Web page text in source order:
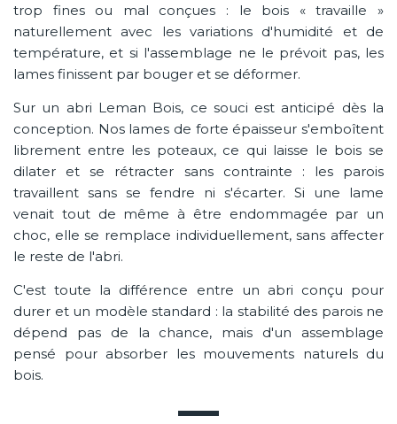
trop fines ou mal conçues : le bois « travaille »
naturellement avec les variations d'humidité et de
température, et si l'assemblage ne le prévoit pas, les
lames finissent par bouger et se déformer.
Sur un abri Leman Bois, ce souci est anticipé dès la
conception. Nos lames de forte épaisseur s'emboîtent
librement entre les poteaux, ce qui laisse le bois se
dilater et se rétracter sans contrainte : les parois
travaillent sans se fendre ni s'écarter. Si une lame
venait tout de même à être endommagée par un
choc, elle se remplace individuellement, sans affecter
le reste de l'abri.
C'est toute la différence entre un abri conçu pour
durer et un modèle standard : la stabilité des parois ne
dépend pas de la chance, mais d'un assemblage
pensé pour absorber les mouvements naturels du
bois.